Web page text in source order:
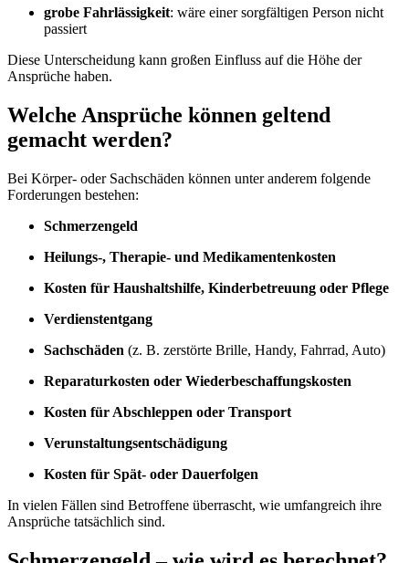
grobe Fahrlässigkeit: wäre einer sorgfältigen Person nicht
passiert
Diese Unterscheidung kann großen Einfluss auf die Höhe der
Ansprüche haben.
Welche Ansprüche können geltend
gemacht werden?
Bei Körper- oder Sachschäden können unter anderem folgende
Forderungen bestehen:
Schmerzengeld
Heilungs-, Therapie- und Medikamentenkosten
Kosten für Haushaltshilfe, Kinderbetreuung oder Pflege
Verdienstentgang
Sachschäden (z. B. zerstörte Brille, Handy, Fahrrad, Auto)
Reparaturkosten oder Wiederbeschaffungskosten
Kosten für Abschleppen oder Transport
Verunstaltungsentschädigung
Kosten für Spät- oder Dauerfolgen
In vielen Fällen sind Betroffene überrascht, wie umfangreich ihre
Ansprüche tatsächlich sind.